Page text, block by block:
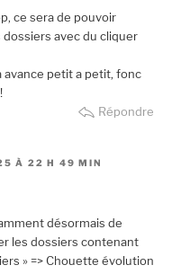
ce sera de pouvoir
avec du cliquer
avance petit a petit, fonc
Répondre
À 22 H 49 MIN
désormais de
les dossiers contenant
» => Chouette évolution